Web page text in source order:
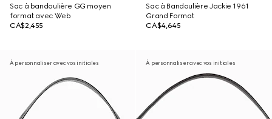
Sac à bandoulière GG moyen
format avec Web
CA$2,455
Sac à Bandoulière Jackie 1961
Grand Format
CA$4,645
À personnaliser avec vos initiales À personnaliser avec vos initiales